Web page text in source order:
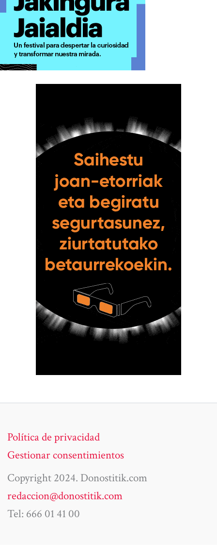
Política de privacidad
Gestionar consentimientos
Copyright 2024. Donostitik.com
redaccion@donostitik.com
Tel: 666 01 41 00